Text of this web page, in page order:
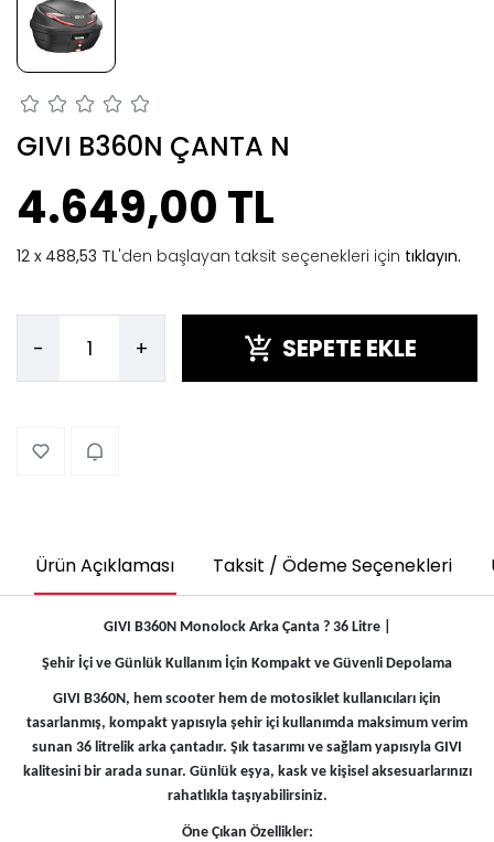
GIVI B360N ÇANTA N
4.649,00 TL
488,53 TL'den başlayan taksit seçenekleri için tıklayın.
- + SEPETE EKLE
Ürün Açıklaması Taksit / Ödeme Seçenekleri
GIVI B360N Monolock Arka Çanta ? 36 Litre |
Şehir İçi ve Günlük Kullanım İçin Kompakt ve Güvenli Depolama
GIVI B360N, hem scooter hem de motosiklet kullanıcıları için
tasarlanmış, kompakt yapısıyla şehir içi kullanımda maksimum verim
sunan 36 litrelik arka çantadır. Şık tasarımı ve sağlam yapısıyla GIVI
kalitesini bir arada sunar. Günlük eşya, kask ve kişisel aksesuarlarınızı
rahatlıkla taşıyabilirsiniz.
Öne Çıkan Özellikler: